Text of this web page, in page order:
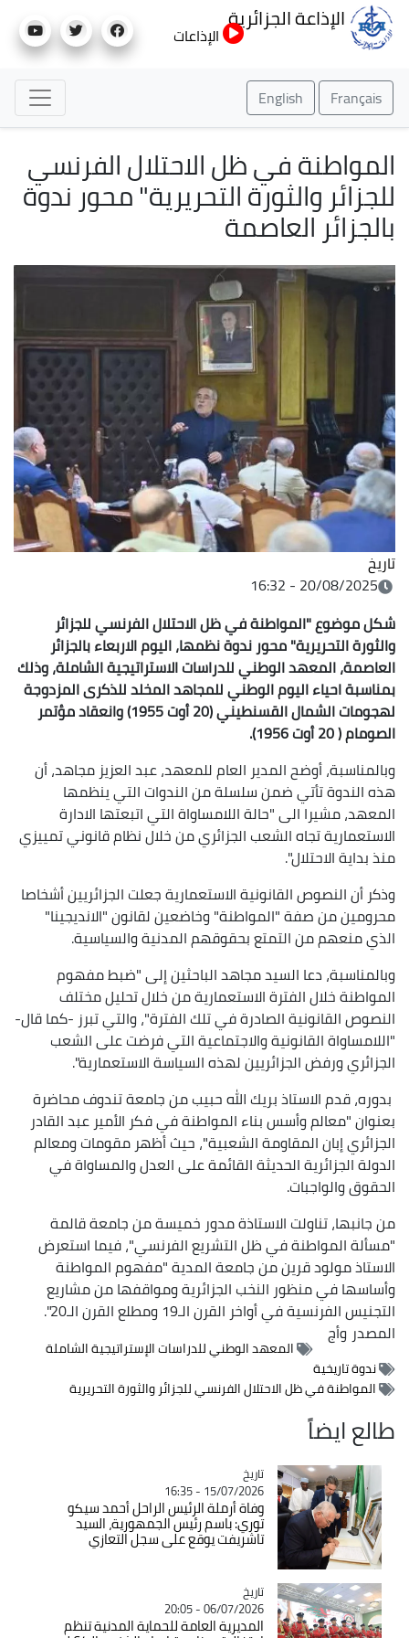
إلى
الإذاعة الجزائرية
الإذاعات
Français
English
المواطنة في ظل الاحتلال الفرنسي
للجزائر والثورة التحريرية" محور ندوة
بالجزائر العاصمة
تاريخ
20/08/2025 - 16:32
شكل موضوع "المواطنة في ظل الاحتلال الفرنسي للجزائر
والثورة التحريرية" محور ندوة نظمها، اليوم الاربعاء بالجزائر
العاصمة، المعهد الوطني للدراسات الاستراتيجية الشاملة، وذلك
بمناسبة احياء اليوم الوطني للمجاهد المخلد للذكرى المزدوجة
لهجومات الشمال القسنطيني (20 أوت 1955) وانعقاد مؤتمر
الصومام ( 20 أوت 1956).
وبالمناسبة، أوضح المدير العام للمعهد، عبد العزيز مجاهد، أن
هذه الندوة تأتي ضمن سلسلة من الندوات التي ينظمها
المعهد، مشيرا الى "حالة اللامساواة التي اتبعتها الادارة
الاستعمارية تجاه الشعب الجزائري من خلال نظام قانوني تمييزي
منذ بداية الاحتلال".
وذكر أن النصوص القانونية الاستعمارية جعلت الجزائريين أشخاصا
محرومين من صفة "المواطنة" وخاضعين لقانون "الانديجينا"
الذي منعهم من التمتع بحقوقهم المدنية والسياسية.
وبالمناسبة، دعا السيد مجاهد الباحثين إلى "ضبط مفهوم
المواطنة خلال الفترة الاستعمارية من خلال تحليل مختلف
النصوص القانونية الصادرة في تلك الفترة"، والتي تبرز -كما قال-
"اللامساواة القانونية والاجتماعية التي فرضت على الشعب
الجزائري ورفض الجزائريين لهذه السياسة الاستعمارية".
بدوره، قدم الاستاذ بريك الله حبيب من جامعة تندوف محاضرة
بعنوان "معالم وأسس بناء المواطنة في فكر الأمير عبد القادر
الجزائري إبان المقاومة الشعبية"، حيث أظهر مقومات ومعالم
الدولة الجزائرية الحديثة القائمة على العدل والمساواة في
الحقوق والواجبات.
من جانبها، تناولت الاستاذة مدور خميسة من جامعة قالمة
"مسألة المواطنة في ظل التشريع الفرنسي"، فيما استعرض
الاستاذ مولود قرين من جامعة المدية "مفهوم المواطنة
وأساسها في منظور النخب الجزائرية ومواقفها من مشاريع
التجنيس الفرنسية في أواخر القرن الـ19 ومطلع القرن الـ20".
المصدروأج
المعهد الوطني للدراسات الإستراتيجية الشاملة
ندوة تاريخية
المواطنة في ظل الاحتلال الفرنسي للجزائر والثورة التحريرية
طالع ايضاً
Catégorie
تاريخ
15/07/2026 - 16:35
وفاة أرملة الرئيس الراحل أحمد سيكو
توري: باسم رئيس الجمهورية، السيد
تاشريفت يوقع على سجل التعازي
Catégorie
تاريخ
06/07/2026 - 20:05
المديرية العامة للحماية المدنية تنظم